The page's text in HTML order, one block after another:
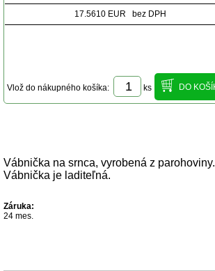
17.5610 EUR bez DPH
Vlož do nákupného košíka: ks
Vábnička na srnca, vyrobená z parohoviny.
Vábnička je laditeľná.
Záruka:
24 mes.